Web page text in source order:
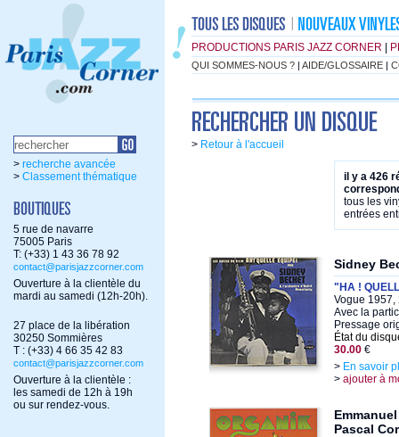
PRODUCTIONS PARIS JAZZ CORNER
QUI SOMMES-NOUS ? | AIDE/GLOSSAIRE |
> recherche avancée
> Classement thématique
5 rue de navarre
75005 Paris
T: (+33) 1 43 36 78 92
contact@parisjazzcorner.com
Ouverture à la clientèle du
mardi au samedi (12h-20h).
27 place de la libération
30250 Sommières
T : (+33) 4 66 35 42 83
contact@parisjazzcorner.com
Ouverture à la clientèle :
les samedi de 12h à 19h
ou sur rendez-vous.
> Retour à l'accueil
il y a 426
tous les
entrées
Sidney
"HA !
Vogue 1957,
Avec la
Pressage
État du
30.00 €
> En savoir
> ajouter à
Pascal